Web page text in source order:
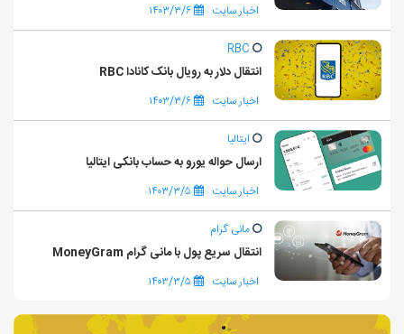
اخبار سایت ۱۴۰۳/۳/۶
RBC
انتقال دلار به رویال بانک کانادا RBC
اخبار سایت ۱۴۰۳/۳/۶
ایتالیا
ارسال حواله یورو به حساب بانکی ایتالیا
اخبار سایت ۱۴۰۳/۳/۵
مانی گرام
انتقال سریع پول با مانی گرام MoneyGram
اخبار سایت ۱۴۰۳/۳/۵